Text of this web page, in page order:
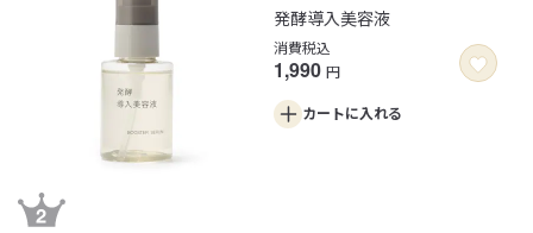
発酵導入美容液
消費税込
1,990 円
カートに入れる